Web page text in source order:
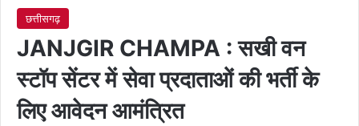
छत्तीसगढ़
JANJGIR CHAMPA : सखी वन
स्टॉप सेंटर में सेवा प्रदाताओं की भर्ती के
लिए आवेदन आमंत्रित